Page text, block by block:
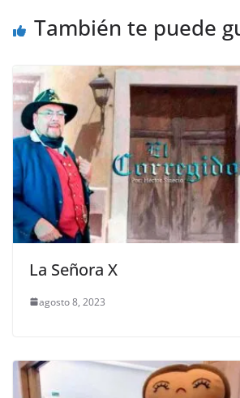
k
También te puede
La Señora X
agosto 8, 2023